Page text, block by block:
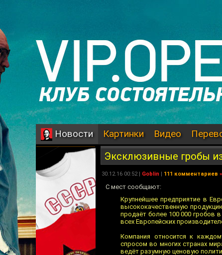
Новости Картинки Видео
Эксклюзивные гробы
30.12.16 00:52 | Goblin | 111 комментариев »
С мест сообщают:
Крупнейшее предприятие в
высококачественную
продаёт более 100 000 гробов
всех Европейских
Компания относится к
спросом во многих странах
ведёт разумную ценовую